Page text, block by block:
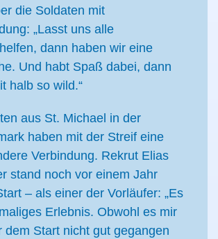
die Soldaten mit
„Lasst uns alle
dann haben wir eine
Und habt Spaß dabei, dann
halb so wild.“
aus St. Michael in der
haben mit der Streif eine
Verbindung. Rekrut Elias
stand noch vor einem Jahr
– als einer der Vorläufer: „Es
Erlebnis. Obwohl es mir
dem Start nicht gut gegangen